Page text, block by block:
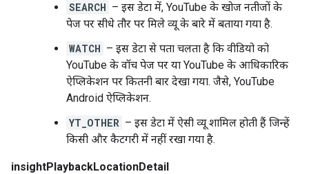
SEARCH – इस डेटा में, YouTube के खोज नतीजों के
पेज पर सीधे तौर पर मिले व्यू के बारे में बताया गया है.
WATCH – इस डेटा से पता चलता है कि वीडियो को
YouTube के वॉच पेज पर या YouTube के आधिकारिक
ऐप्लिकेशन पर कितनी बार देखा गया. जैसे, YouTube
Android ऐप्लिकेशन.
YT_OTHER – इस डेटा में ऐसी व्यू शामिल होती हैं जिन्हें
किसी और कैटगरी में नहीं रखा गया है.
insightPlaybackLocationDetail